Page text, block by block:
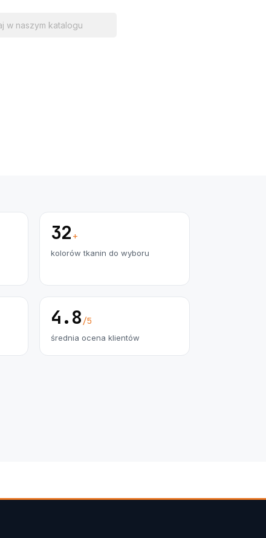
32 +
kolorów tkanin do wyboru
4.8 /5
średnia ocena klientów